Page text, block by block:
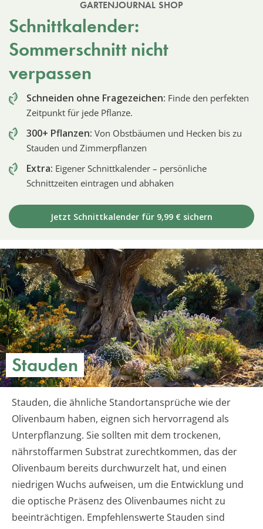
GARTENJOURNAL SHOP
Schnittkalender:
Sommerschnitt nicht
verpassen
Schneiden ohne Fragezeichen: Finde den perfekten
Zeitpunkt für jede Pflanze.
300+ Pflanzen: Von Obstbäumen und Hecken bis zu
Stauden und Zimmerpflanzen
Extra: Eigener Schnittkalender – persönliche
Schnittzeiten eintragen und abhaken
Jetzt Schnittkalender für 9,99 € sichern
Stauden
Stauden, die ähnliche Standortansprüche wie der
Olivenbaum haben, eignen sich hervorragend als
Unterpflanzung. Sie sollten mit dem trockenen,
nährstoffarmen Substrat zurechtkommen, das der
Olivenbaum bereits durchwurzelt hat, und einen
niedrigen Wuchs aufweisen, um die Entwicklung und
die optische Präsenz des Olivenbaumes nicht zu
beeinträchtigen. Empfehlenswerte Stauden sind